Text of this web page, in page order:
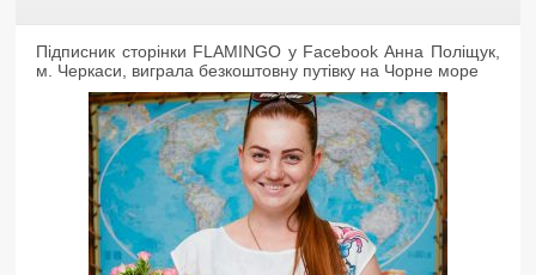
Підписник сторінки FLAMINGO y FacebookАнна Поліщук,
м. Черкаси, виграла безкоштовну путівку на Чорне море